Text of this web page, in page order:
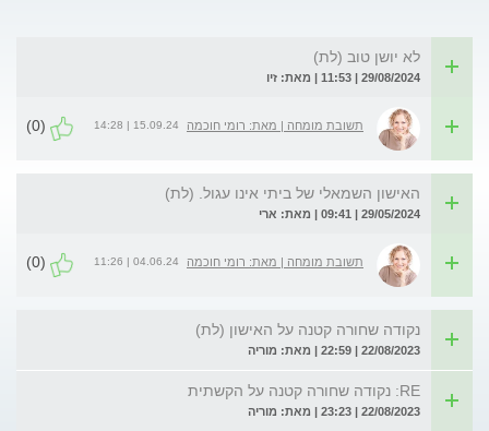
לא יושן טוב (לת)
29/08/2024 | 11:53 | מאת: זיו
תשובת מומחה | מאת: רומי חוכמה 15.09.24 | 14:28
(0)
האישון השמאלי של ביתי אינו עגול. (לת)
29/05/2024 | 09:41 | מאת: ארי
תשובת מומחה | מאת: רומי חוכמה 04.06.24 | 11:26
(0)
נקודה שחורה קטנה על האישון (לת)
22/08/2023 | 22:59 | מאת: מוריה
RE: נקודה שחורה קטנה על הקשתית
22/08/2023 | 23:23 | מאת: מוריה